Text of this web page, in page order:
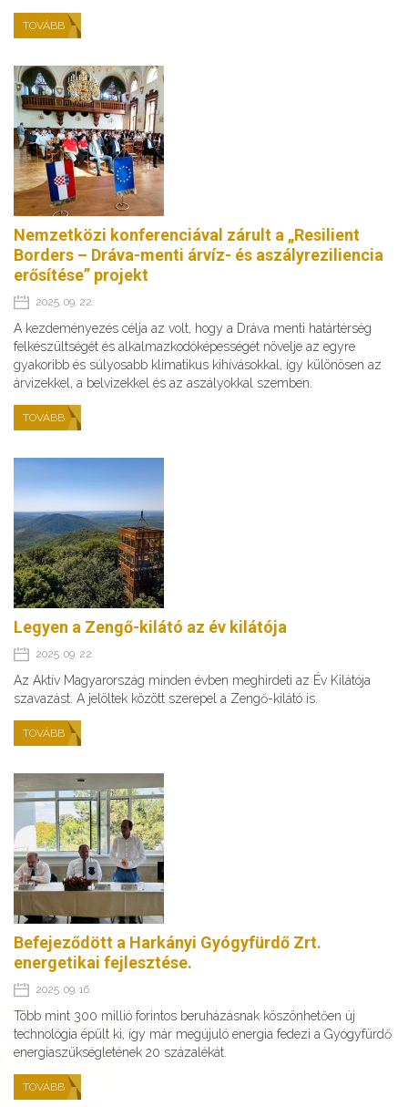
TOVÁBB
Nemzetközi konferenciával zárult a „Resilient
Borders – Dráva-menti árvíz- és aszályreziliencia
erősítése” projekt
2025. 09. 22.
A kezdeményezés célja az volt, hogy a Dráva menti határtérség
felkészültségét és alkalmazkodóképességét növelje az egyre
gyakoribb és súlyosabb klimatikus kihívásokkal, így különösen az
árvizekkel, a belvizekkel és az aszályokkal szemben.
TOVÁBB
Legyen a Zengő-kilátó az év kilátója
2025. 09. 22.
Az Aktív Magyarország minden évben meghirdeti az Év Kilátója
szavazást. A jelöltek között szerepel a Zengő-kilátó is.
TOVÁBB
Befejeződött a Harkányi Gyógyfürdő Zrt.
energetikai fejlesztése.
2025. 09. 16.
Több mint 300 millió forintos beruházásnak köszönhetően új
technológia épült ki, így már megújuló energia fedezi a Gyógyfürdő
energiaszükségletének 20 százalékát.
TOVÁBB